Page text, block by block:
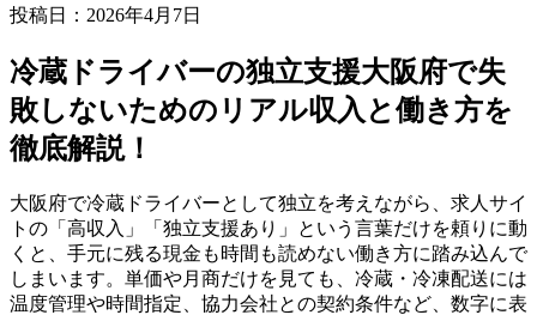
投稿日：2026年4月7日
冷蔵ドライバーの独立支援大阪府で失
敗しないためのリアル収入と働き方を
徹底解説！
大阪府で冷蔵ドライバーとして独立を考えながら、求人サイ
トの「高収入」「独立支援あり」という言葉だけを頼りに動
くと、手元に残る現金も時間も読めない働き方に踏み込んで
しまいます。単価や月商だけを見ても、冷蔵・冷凍配送には
温度管理や時間指定、協力会社との契約条件など、数字に表